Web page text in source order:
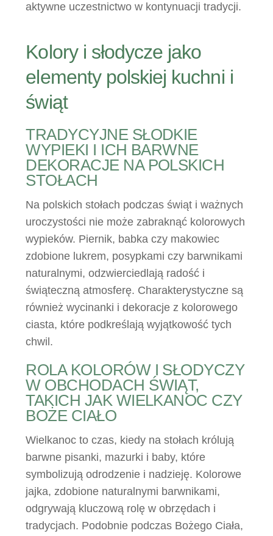
aktywne uczestnictwo w kontynuacji tradycji.
Kolory i słodycze jako
elementy polskiej kuchni i
świąt
TRADYCYJNE SŁODKIE
WYPIEKI I ICH BARWNE
DEKORACJE NA POLSKICH
STOŁACH
Na polskich stołach podczas świąt i ważnych
uroczystości nie może zabraknąć kolorowych
wypieków. Piernik, babka czy makowiec
zdobione lukrem, posypkami czy barwnikami
naturalnymi, odzwierciedlają radość i
świąteczną atmosferę. Charakterystyczne są
również wycinanki i dekoracje z kolorowego
ciasta, które podkreślają wyjątkowość tych
chwil.
ROLA KOLORÓW I SŁODYCZY
W OBCHODACH ŚWIĄT,
TAKICH JAK WIELKANOC CZY
BOŻE CIAŁO
Wielkanoc to czas, kiedy na stołach królują
barwne pisanki, mazurki i baby, które
symbolizują odrodzenie i nadzieję. Kolorowe
jajka, zdobione naturalnymi barwnikami,
odgrywają kluczową rolę w obrzędach i
tradycjach. Podobnie podczas Bożego Ciała,